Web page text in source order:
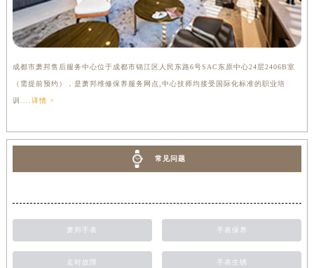
成都市萧邦售后服务中心位于成都市锦江区人民东路6号SAC东原中心24层2406B室
（需提前预约），是萧邦维修保养服务网点,中心技师均接受国际化标准的职业培
训.... 详情 >
常见问题
萧邦手表 手表保养
走时故障 手表生锈